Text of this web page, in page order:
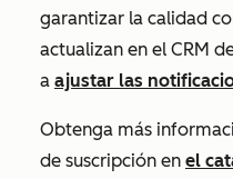
garantizar la calidad
actualizan en el CRM
a ajustar las
Obtenga más
de suscripción en el